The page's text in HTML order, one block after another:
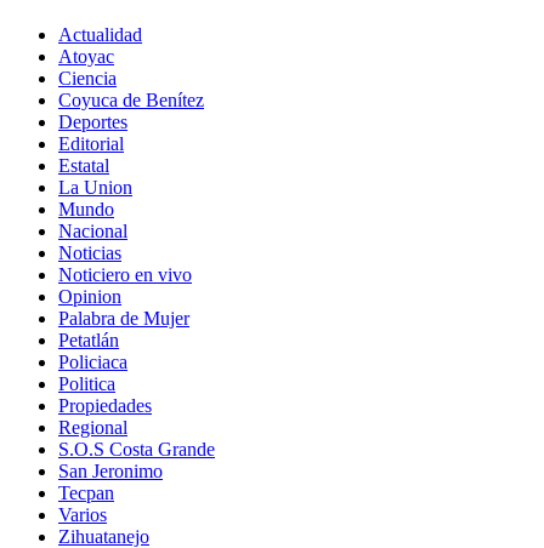
Actualidad
Atoyac
Ciencia
Coyuca de Benítez
Deportes
Editorial
Estatal
La Union
Mundo
Nacional
Noticias
Noticiero en vivo
Opinion
Palabra de Mujer
Petatlán
Policiaca
Politica
Propiedades
Regional
S.O.S Costa Grande
San Jeronimo
Tecpan
Varios
Zihuatanejo